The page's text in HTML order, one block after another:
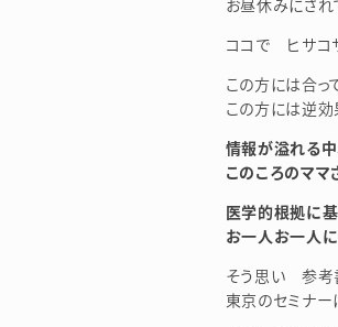
お昼休みにされ
ココで ヒサコ
この方には合っ
この方には逆効
情報が溢れる
このころのマ
医学的根拠に
お一人お一人
そう思い 参考
東京のセミナー